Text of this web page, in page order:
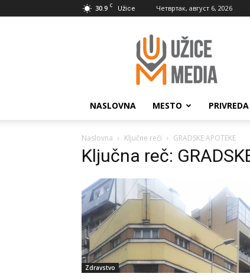
30.9 C Užice Четвртак, август 6, 2026
UžiceMedia
NASLOVNA MESTO PRIVREDA
Naslovna Ključne reči GRADSKE APOTEKE
Ključna reč:
Zdravstvo